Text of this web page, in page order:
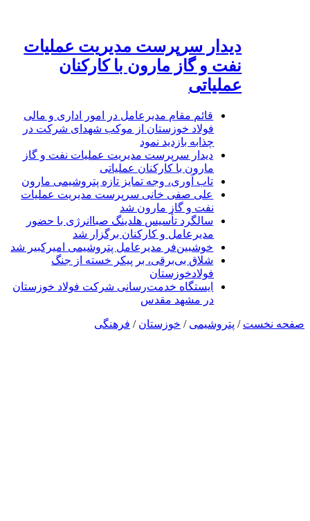
دیدار سرپرست مدیریت عملیات
نفت و گاز مارون با کارکنان
عملیاتی
قائم مقام مدیرعامل در امور اداری و مالی
فولاد خوزستان از موکب شهدای شرکت در
چذابه بازدید نمود
دیدار سرپرست مدیریت عملیات نفت و گاز
مارون با کارکنان عملیاتی
تاب آوری، وجه تمایز تازه پتروشیمی مارون
علی صفی خانی سرپرست مدیریت عملیات
نفت و گاز مارون شد
سالگرد تأسیس هلدینگ صباانرژی با حضور
مدیرعامل و کارکنان برگزار شد
خوشبین‌فر مدیرعامل پتروشیمی امیرکبیر شد
شلاق‌ بی‌برقی، بر پیکر خسته‌ از جنگ
فولادخوزستان
ایستگاه خدمت‌رسانی شرکت فولاد خوزستان
در مشهد مقدس
صفحه نخست / پتروشیمی / خوزستان / فرهنگی